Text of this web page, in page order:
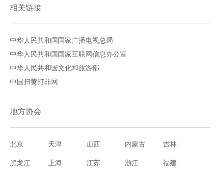
相关链接
中华人民共和国国家广播电视总局
中华人民共和国国家互联网信息办公室
中华人民共和国文化和旅游部
中国扫黄打非网
地方协会
北京 天津 山西 内蒙古 吉林
黑龙江 上海 江苏 浙江 福建